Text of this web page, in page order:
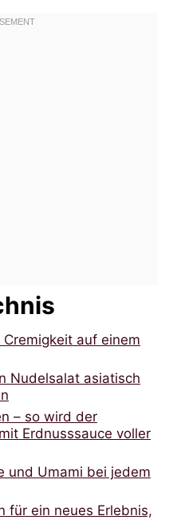
auf einem
Nudelsalat asiatisch
– so wird der
Erdnusssauce voller
und Umami bei jedem
für ein neues Erlebnis,